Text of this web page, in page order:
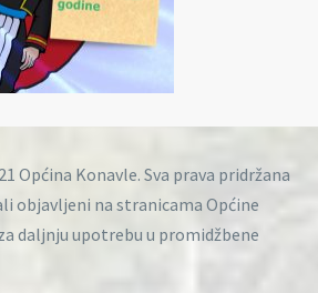
Općina Konavle. Sva prava pridržana
objavljeni na stranicama Općine
daljnju upotrebu u promidžbene